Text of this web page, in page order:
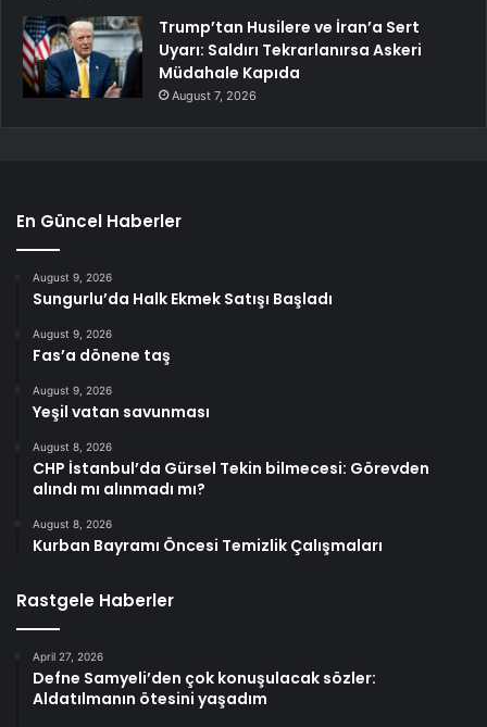
Trump’tan Husilere ve İran’a Sert
Uyarı: Saldırı Tekrarlanırsa Askeri
Müdahale Kapıda
August 7, 2026
En Güncel Haberler
August 9, 2026
Sungurlu’da Halk Ekmek Satışı Başladı
August 9, 2026
Fas’a dönene taş
August 9, 2026
Yeşil vatan savunması
August 8, 2026
CHP İstanbul’da Gürsel Tekin bilmecesi: Görevden
alındı mı alınmadı mı?
August 8, 2026
Kurban Bayramı Öncesi Temizlik Çalışmaları
Rastgele Haberler
April 27, 2026
Defne Samyeli’den çok konuşulacak sözler:
Aldatılmanın ötesini yaşadım